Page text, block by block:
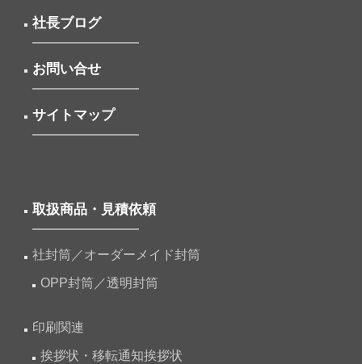
社長ブログ
お問い合せ
サイトマップ
取扱商品・見積依頼
社封筒／オーダーメイド封筒
OPP封筒／透明封筒
印刷関連
挨拶状・移転通知挨拶状